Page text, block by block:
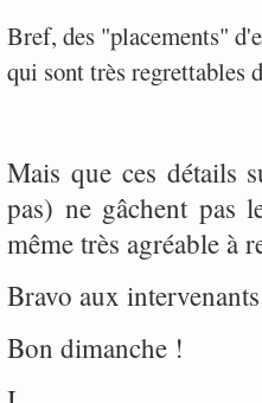
Bref, des "placements"
qui sont très regrettables
Mais que ces détails
pas) ne gâchent pas
même très agréable à
Bravo aux
Bon dimanche !